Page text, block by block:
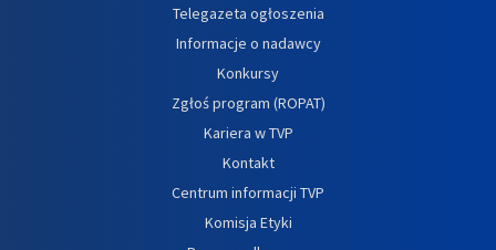
Telegazeta ogłoszenia
Informacje o nadawcy
Konkursy
Zgłoś program (ROPAT)
Kariera w TVP
Kontakt
Centrum informacji TVP
Komisja Etyki